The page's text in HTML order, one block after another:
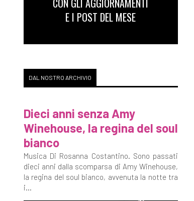
CON GLI AGGIORNAMENTI
E I POST DEL MESE
DAL NOSTRO ARCHIVIO
Dieci anni senza Amy
Winehouse, la regina del soul
bianco
Musica Di Rosanna Costantino. Sono passati
dieci anni dalla scomparsa di Amy Winehouse,
la regina del soul bianco, avvenuta la notte tra
i...